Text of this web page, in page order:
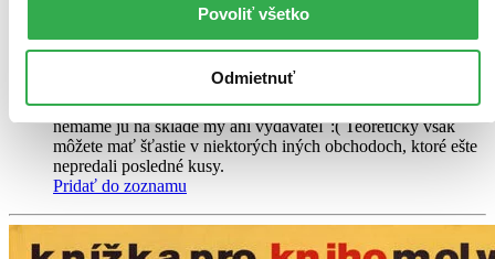
Povoliť všetko
Odmietnuť
možné, že bude onedlho úplne vypredaný. Ak ho chcete mať,
Vložiť do košíka
Ach, mrzí nás to, z tejto knihy sa už predali všetky výtlačky a
nemáme ju na sklade my ani vydavateľ :( Teoreticky však
môžete mať šťastie v niektorých iných obchodoch, ktoré ešte
nepredali posledné kusy.
Pridať do zoznamu